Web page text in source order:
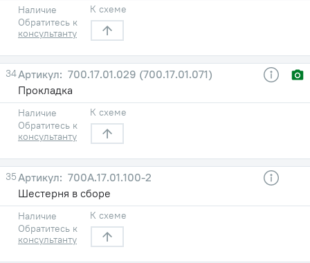
Наличие
Обратитесь к
консультанту
К схеме
34
700.17.01.029 (700.17.01.071)
Прокладка
Наличие
Обратитесь к
консультанту
К схеме
35
700А.17.01.100-2
Шестерня в сборе
Наличие
Обратитесь к
консультанту
К схеме